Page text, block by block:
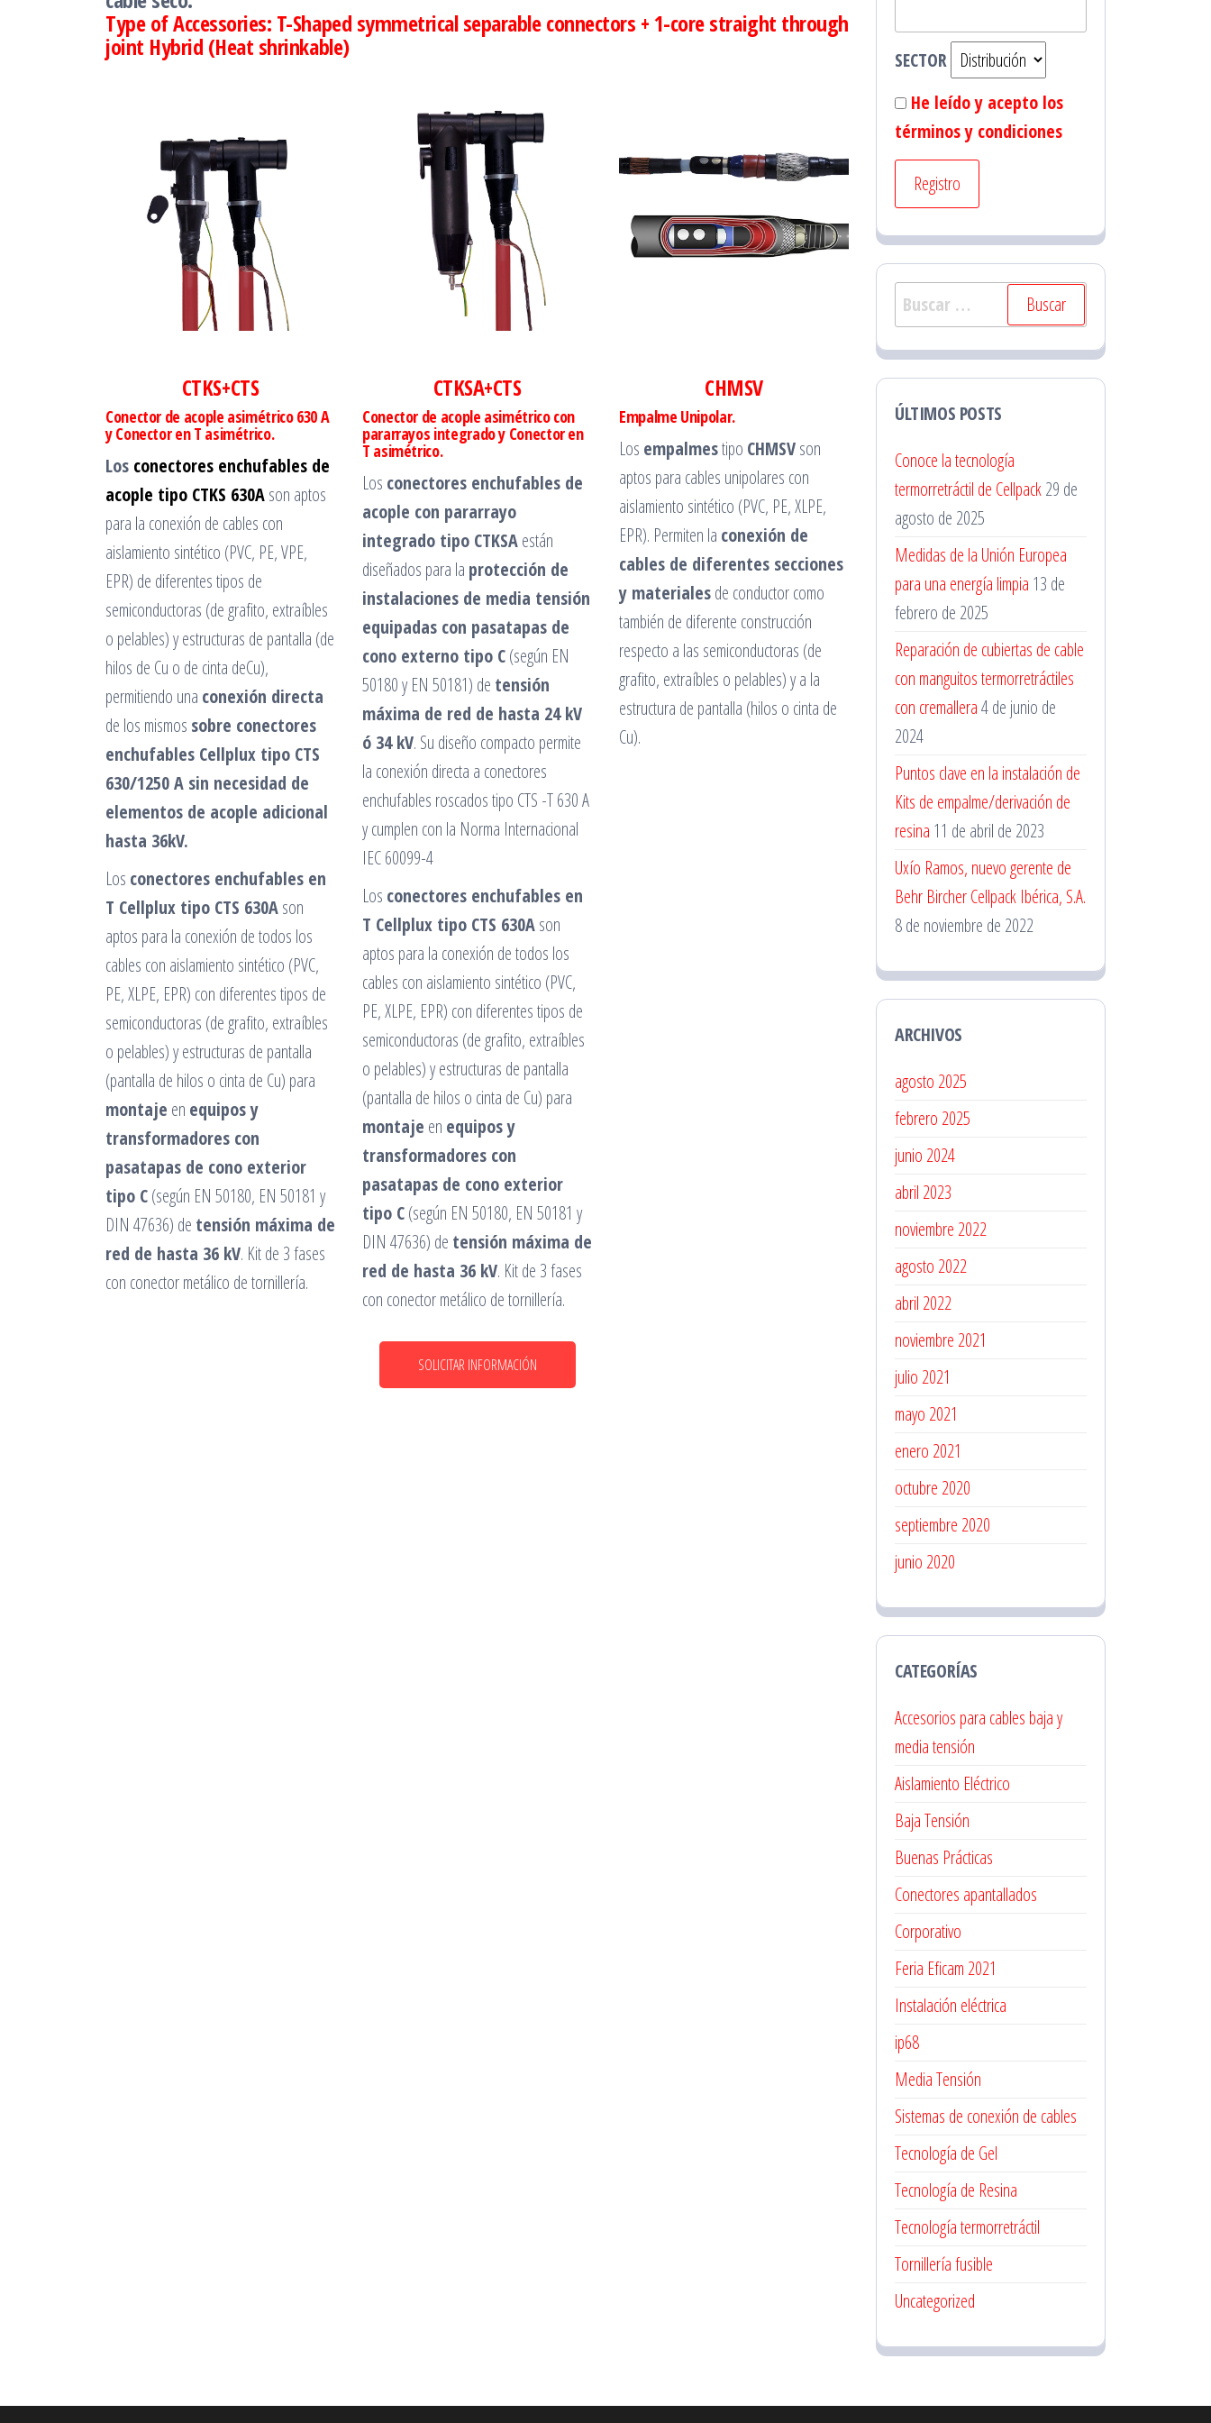
Type of Accessories: T-Shaped symmetrical separable connectors + 1-core straight through
joint Hybrid (Heat shrinkable)
CTKS+CTS
Conector de acople asimétrico 630 A
y Conector en T asimétrico.
Los conectores enchufables de
acople tipo CTKS 630Ason aptos
para la conexión de cables con
aislamiento sintético (PVC, PE, VPE,
EPR) de diferentes tipos de
semiconductoras (de grafito, extraíbles
o pelables) y estructuras de pantalla (de
hilos de Cu o de cinta deCu),
permitiendo una conexión directa
de los mismos sobre conectores
enchufables Cellplux tipo CTS
630/1250 A sin necesidad de
elementos de acople adicional
hasta 36kV.
Los conectores enchufables en
T Cellplux tipo CTS 630Ason
aptos para la conexión de todos los
cables con aislamiento sintético (PVC,
PE, XLPE, EPR) con diferentes tipos de
semiconductoras (de grafito, extraíbles
o pelables) y estructuras de pantalla
(pantalla de hilos o cinta de Cu) para
montaje en equipos y
transformadores con
pasatapas de cono exterior
tipo C(según EN 50180, EN 50181 y
DIN 47636) de tensión máxima de
red de hasta 36 kV. Kit de 3 fases
con conector metálico de tornillería.
CTKSA+CTS
Conector de acople asimétrico con
pararrayos integrado y Conector en
T asimétrico.
Los conectores enchufables de
acople con pararrayo
integrado tipo CTKSAestán
diseñados para la protección de
instalaciones de media tensión
equipadas con pasatapas de
cono externo tipo C(según EN
50180 y EN 50181) de tensión
máxima de red de hasta 24kV
ó 34 kV. Su diseño compacto permite
la conexión directa a conectores
enchufables roscados tipo CTS -T 630 A
y cumplen con la Norma Internacional
IEC 60099-4
Los conectores enchufables en
T Cellplux tipo CTS 630Ason
aptos para la conexión de todos los
cables con aislamiento sintético (PVC,
PE, XLPE, EPR) con diferentes tipos de
semiconductoras (de grafito, extraíbles
o pelables) y estructuras de pantalla
(pantalla de hilos o cinta de Cu) para
montaje en equipos y
transformadores con
pasatapas de cono exterior
tipo C(según EN 50180, EN 50181 y
DIN 47636) de tensión máxima de
red de hasta 36 kV. Kit de 3 fases
con conector metálico de tornillería.
CHMSV
Empalme Unipolar.
Los empalmestipo CHMSVson
aptos para cables unipolares con
aislamiento sintético (PVC, PE, XLPE,
EPR). Permiten la conexión de
cables de diferentes secciones
y materialesde conductor como
también de diferente construcción
respecto a las semiconductoras (de
grafito, extraíbles o pelables) y a la
estructura de pantalla (hilos o cinta de
Cu).
SOLICITAR INFORMACIÓN
SECTOR
He leído y acepto los
términos y condiciones
Buscar:
ÚLTIMOS POSTS
Conoce la tecnología
termorretráctil de Cellpack29 de
agosto de 2025
Medidas de la Unión Europea
para una energía limpia 13 de
febrero de 2025
Reparación de cubiertas de cable
con manguitos termorretráctiles
con cremallera4 de junio de
2024
Puntos clave en la instalación de
Kits de empalme/derivación de
resina 11 de abril de 2023
Uxío Ramos, nuevo gerente de
Behr Bircher Cellpack Ibérica, S.A.
8 de noviembre de 2022
ARCHIVOS
agosto 2025
febrero 2025
junio 2024
abril 2023
noviembre 2022
agosto 2022
abril 2022
noviembre 2021
julio 2021
mayo 2021
enero 2021
octubre 2020
septiembre 2020
junio 2020
CATEGORÍAS
Accesorios para cables baja y
media tensión
Aislamiento Eléctrico
Baja Tensión
Buenas Prácticas
Conectores apantallados
Corporativo
Feria Eficam 2021
Instalación eléctrica
ip68
Media Tensión
Sistemas de conexión de cables
Tecnología de Gel
Tecnología de Resina
Tecnología termorretráctil
Tornillería fusible
Uncategorized